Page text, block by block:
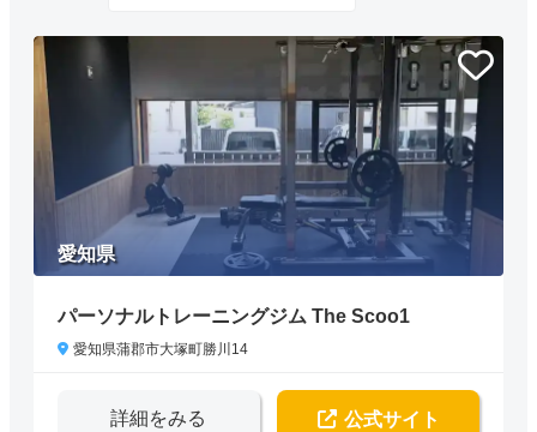
愛知県
パーソナルトレーニングジム The Scoo1
愛知県蒲郡市大塚町勝川14
詳細をみる 公式サイト